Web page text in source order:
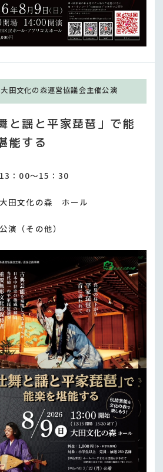
大田文化の森運営協議会主催公演
と謡と平家琵琶」で能
能する
13：00～15：30
大田文化の森 ホール
公演（その他）